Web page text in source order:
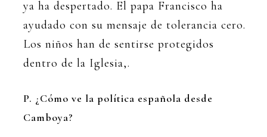
ya ha despertado. El papa Francisco ha
ayudado con su mensaje de tolerancia cero.
Los niños han de sentirse protegidos
dentro de la Iglesia,.
P. ¿Cómo ve la política española desde
Camboya?